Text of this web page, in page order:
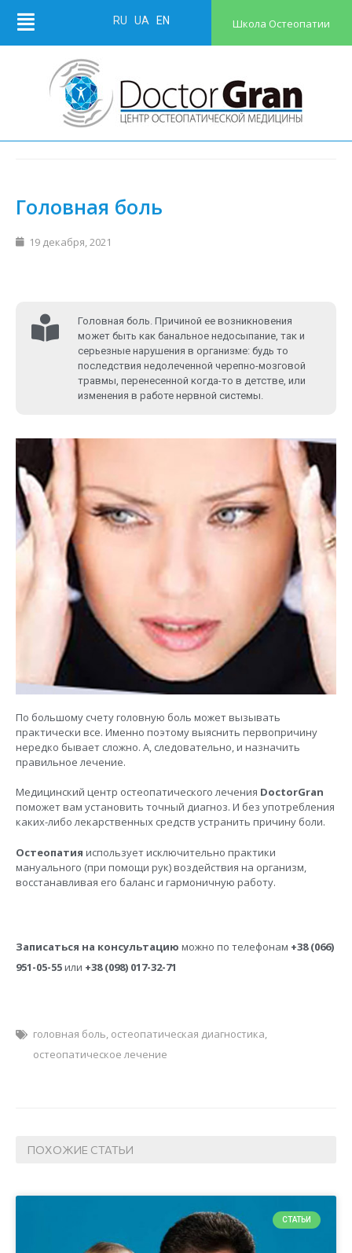
RU UA EN Школа Остеопатии
Головная боль
19 декабря, 2021
Головная боль. Причиной ее возникновения
может быть как банальное недосыпание, так и
серьезные нарушения в организме: будь то
последствия недолеченной черепно-мозговой
травмы, перенесенной когда-то в детстве, или
изменения в работе нервной системы.
По большому счету головную боль может вызывать
практически все. Именно поэтому выяснить первопричину
нередко бывает сложно. А, следовательно, и назначить
правильное лечение.
Медицинский центр остеопатического лечения DoctorGran
поможет вам установить точный диагноз. И без употребления
каких-либо лекарственных средств устранить причину боли.
Остеопатия использует исключительно практики
мануального (при помощи рук) воздействия на организм,
восстанавливая его баланс и гармоничную работу.
Записаться на консультацию можно по телефонам +38 (066)
951-05-55или +38 (098) 017-32-71
головная боль, остеопатическая диагностика,
остеопатическое лечение
ПОХОЖИЕ СТАТЬИ
СТАТЬИ